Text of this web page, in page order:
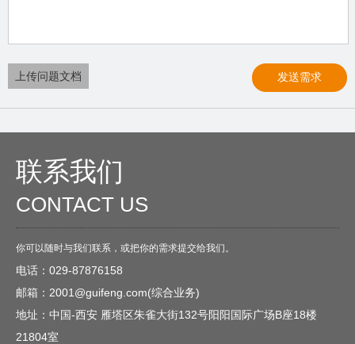
上传问题文档
联系我们
CONTACT US
你可以随时与我们联系，或把你的需求提交给我们。
电话：029-87876158
邮箱：2001@guifeng.com(综合业务)
地址：中国-西安 雁塔区朱雀大街132号阳阳国际广场B座18楼
21804室